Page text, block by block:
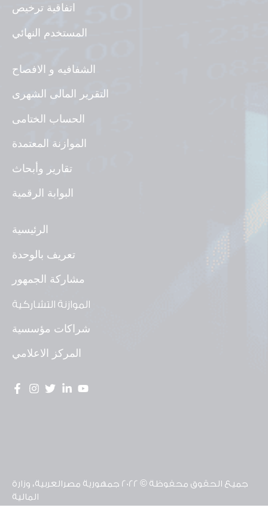
اتفاقية ترخيص
المستخدم النهائي
الشفافيه و الافصاح
التقرير المالى الشهرى
الحساب الختامى
الموازنة المعتمدة
تقارير وأبحاث
البوابة الرقمية
الرئيسية
تعريف بالوحدة
مشاركة الجمهور
الموازنة التشاركية
شراكات مؤسسية
المركز الاعلامي
جميع الحقوق محفوظة © 2022 جمهورية مصرالعربية، وزارة
المالية